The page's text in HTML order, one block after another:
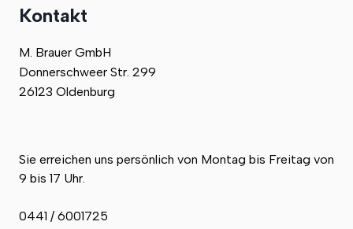
Kontakt
M. Brauer GmbH
Donnerschweer Str. 299
26123 Oldenburg
Sie erreichen uns persönlich von Montag bis Freitag von
9 bis 17 Uhr.
0441 / 6001725